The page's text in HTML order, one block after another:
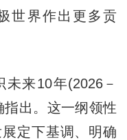
世界作出更多贡
来10年(2026－
出。这一纲领性
定下基调、明确